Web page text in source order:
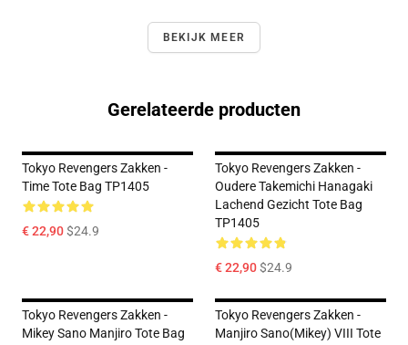
BEKIJK MEER
Gerelateerde producten
Tokyo Revengers Zakken -
Time Tote Bag TP1405
€ 22,90$24.9
Tokyo Revengers Zakken -
Oudere Takemichi Hanagaki
Lachend Gezicht Tote Bag
TP1405
€ 22,90$24.9
Tokyo Revengers Zakken -
Mikey Sano Manjiro Tote Bag
Tokyo Revengers Zakken -
Manjiro Sano(Mikey) VIII Tote